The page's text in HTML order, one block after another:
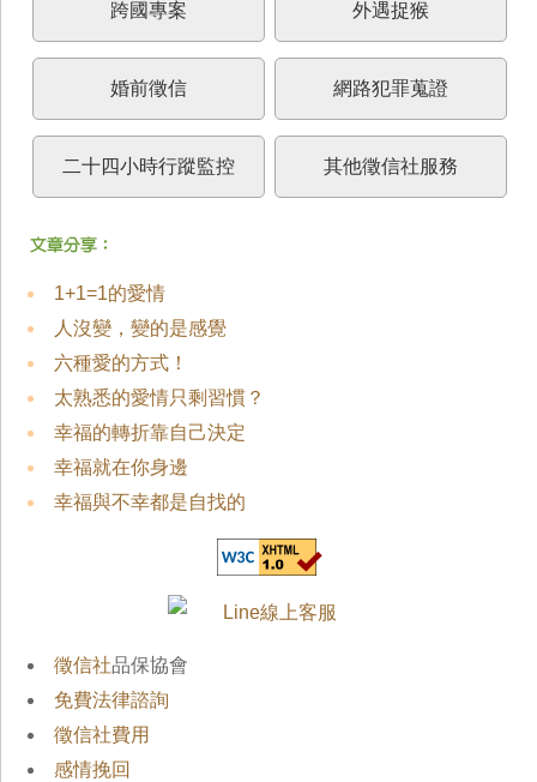
跨國專案 外遇捉猴
婚前徵信 網路犯罪蒐證
二十四小時行蹤監控 其他徵信社服務
1+1=1的愛情
人沒變，變的是感覺
六種愛的方式！
太熟悉的愛情只剩習慣？
幸福的轉折靠自己決定
幸福就在你身邊
幸福與不幸都是自找的
徵信社品保協會
免費法律諮詢
徵信社費用
感情挽回